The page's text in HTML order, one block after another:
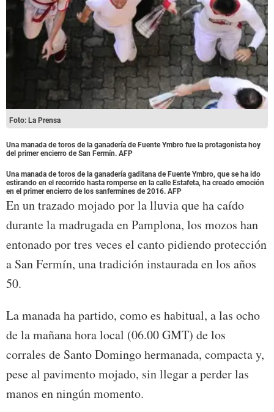
Foto: La Prensa
Una manada de toros de la ganadería de Fuente Ymbro fue la protagonista hoy
del primer encierro de San Fermín. AFP
Una manada de toros de la ganadería gaditana de Fuente Ymbro, que se ha ido
estirando en el recorrido hasta romperse en la calle Estafeta, ha creado emoción
en el primer encierro de los sanfermines de 2016. AFP
En un trazado mojado por la lluvia que ha caído
durante la madrugada en Pamplona, los mozos han
entonado por tres veces el canto pidiendo protección
a San Fermín, una tradición instaurada en los años
50.
La manada ha partido, como es habitual, a las ocho
de la mañana hora local (06.00 GMT) de los
corrales de Santo Domingo hermanada, compacta y,
pese al pavimento mojado, sin llegar a perder las
manos en ningún momento.